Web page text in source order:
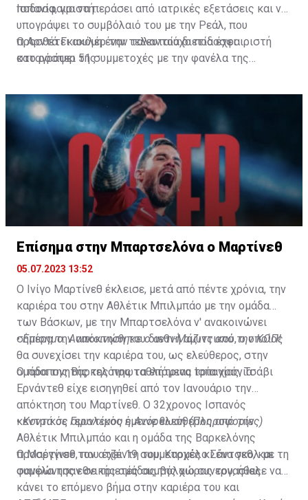
ποδοσφαιριστή.
Ισπανία, για να περάσει από ιατρικές εξετάσεις και να
υπογράψει το συμβόλαιό του με την Ρεάλ, που
προσθέτει ακόμη έναν ταλαντούχο ποδοσφαιριστή
στο ρόστερ της.
Ο Αρντά Γκιουλέρ την τελευταία διετία έχει
καταγράψει 51 συμμετοχές με την φανέλα της
είναι διεθνής και με την Εθνική Τουρκίας, έχοντας
τέσσερις συμμετοχές και ένα γκολ.
Επίσημα στην Μπαρτσελόνα ο Μαρτίνεθ
05.07.2023 13:52
Ο Ινίγο Μαρτίνεθ έκλεισε, μετά από πέντε χρόνια, την
καριέρα του στην Αθλέτικ Μπιλμπάο με την ομάδα
των Βάσκων, με την Μπαρτσελόνα ν' ανακοινώνει
σήμερα την απόκτηση του διεθνή αμυντικού, ο οποίος
θα συνεχίσει την καριέρα του, ως ελεύθερος, στην
ομάδα της Βαρκελόνης τα επόμενα τρία χρόνια.
•Επίσημο: Ανακοινώθηκε ο αντι-Μάζιτς από την ΚΟΠ!
Ο προπονητής της πρωταθλήτριας Ισπανίας, Τσάβι
Ερνάντεθ είχε εισηγηθεί από τον Ιανουάριο την
απόκτηση του Μαρτίνεθ. Ο 32χρονος Ισπανός
κεντρικός αμυντικός έμεινε ελεύθερος από την
Αθλέτικ Μπιλμπάο και η ομάδα της Βαρκελόνης
προσέγγισε τον ατζέντη του, Καρμέλο Σάντσεθ, και
συμφώνησαν σε τριετές συμβόλαιο συνεργασίας.
•Κοντά σε Γερολέμου η Ανόρθωση (Πληροφορίες)
Ο Μαρτίνεθ, που έχει 19 συμμετοχές κι ένα γκολ με τη
φανέλα της εθνικής ομάδας της χώρας του, ήθελε να
κάνει το επόμενο βήμα στην καριέρα του και